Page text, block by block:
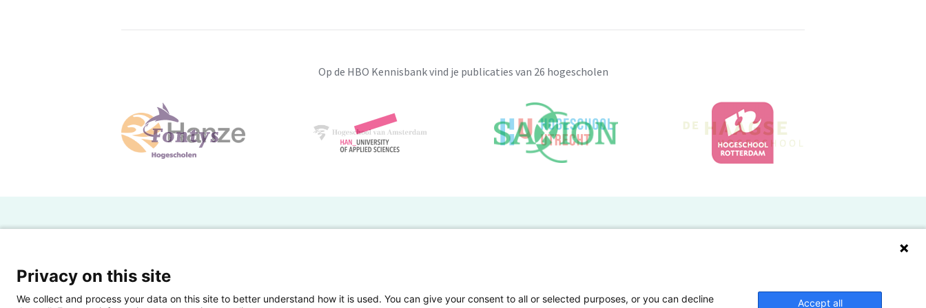
Op de HBO Kennisbank vind je publicaties van 26 hogescholen
Powered by SURF
Eigen onderzoek publiceren
Veelgestelde vragen
Lectoren en onderzoekers
Privacy on this site
We collect and process your data on this site to better understand how it is used. You can give your consent to all or selected purposes, or you can decline
Accept all